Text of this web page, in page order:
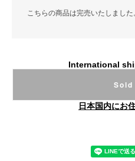
こちらの商品は完売いたしまし
International
日本国内にお